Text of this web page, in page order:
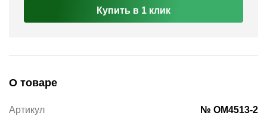
Купить в 1 клик
О товаре
Артикул № OM4513-2